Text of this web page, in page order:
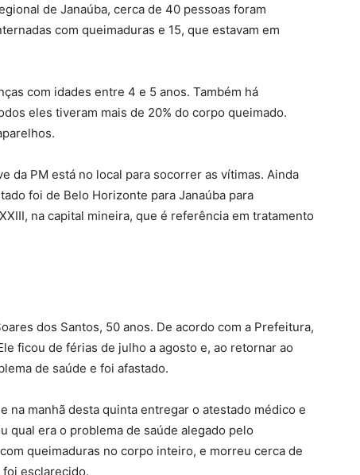
de Janaúba, cerca de 40 pessoas foram
com queimaduras e 15, que estavam em
com idades entre 4 e 5 anos. Também há
eles tiveram mais de 20% do corpo queimado.
da PM está no local para socorrer as vítimas. Ainda
foi de Belo Horizonte para Janaúba para
na capital mineira, que é referência em tratamento
dos Santos, 50 anos. De acordo com a Prefeitura,
ficou de férias de julho a agosto e, ao retornar ao
de saúde e foi afastado.
na manhã desta quinta entregar o atestado médico e
qual era o problema de saúde alegado pelo
queimaduras no corpo inteiro, e morreu cerca de
esclarecido.